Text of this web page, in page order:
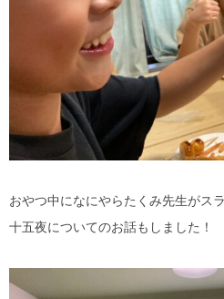
おやつ中になにやらたくみ先生がス
十五夜についてのお話もしました！